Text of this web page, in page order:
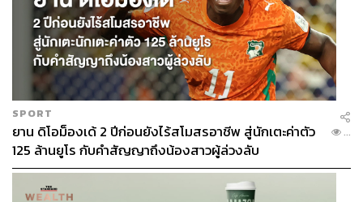
SPORT
ยาน ดิโอม็องเด้ 2 ปีก่อนยังไร้สโมสรอาชีพ สู่นักเตะค่าตัว
125 ล้านยูโร กับคำสัญญาถึงน้องสาวผู้ล่วงลับ
...